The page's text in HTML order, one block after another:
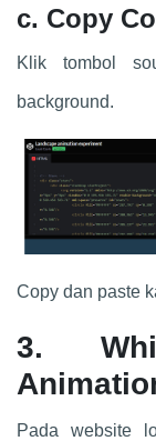
c. Copy
Klik tombol
background.
Copy dan paste
3.
Pada website